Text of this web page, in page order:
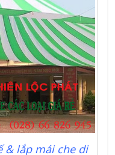
& lắp mái che di